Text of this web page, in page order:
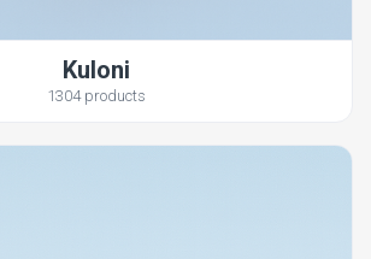
Kuloni
1304 products